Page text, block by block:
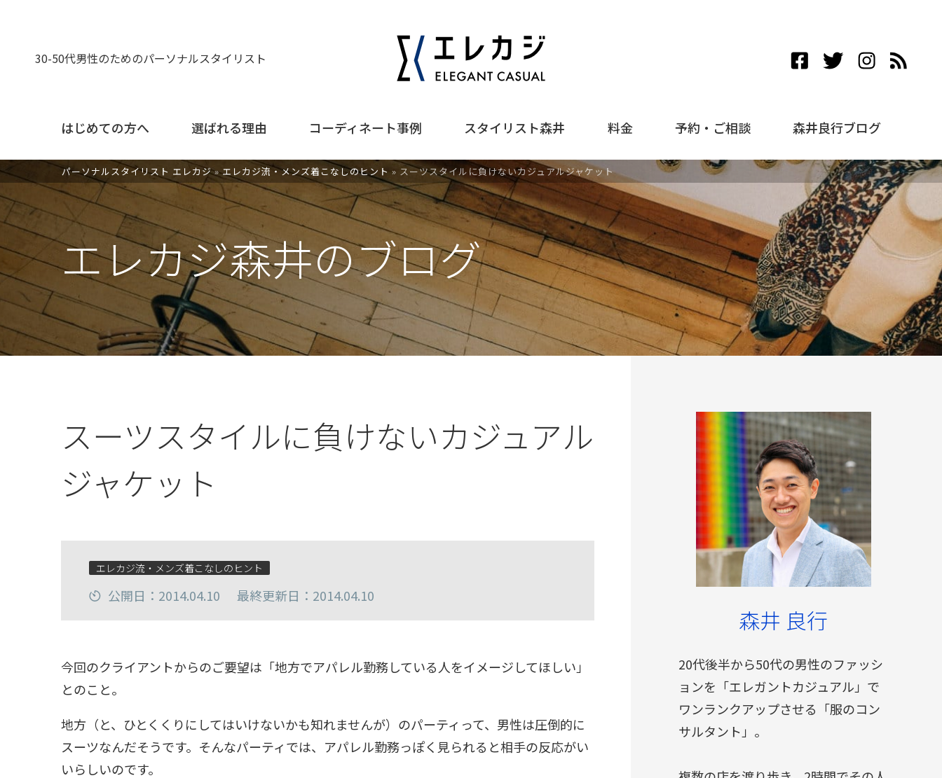
30-50代男性のためのパーソナルスタイリスト
はじめての方へ 選ばれる理由 コーディネート事例 スタイリスト森井 料金 予約・ご相談 森井良行ブログ
エレカジ森井のブログ
パーソナルスタイリスト エレカジ»エレカジ流・メンズ着こなしのヒント » スーツスタイルに負けないカジュアルジャケット
スーツスタイルに負けないカジュアル
ジャケット
エレカジ流・メンズ着こなしのヒント
公開日：2014.04.10 最終更新日：2014.04.10
今回のクライアントからのご要望は「地方でアパレル勤務している人をイメージしてほしい」
とのこと。
地方（と、ひとくくりにしてはいけないかも知れませんが）のパーティって、男性は圧倒的に
スーツなんだそうです。そんなパーティでは、アパレル勤務っぽく見られると相手の反応がい
いらしいのです。
森井 良行
20代後半から50代の男性のファッシ
ョンを「エレガントカジュアル」で
ワンランクアップさせる「服のコン
サルタント」。